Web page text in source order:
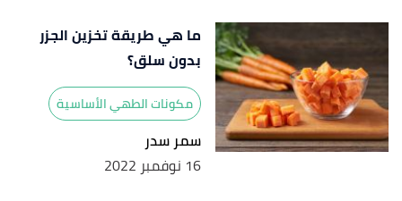
ما هي طريقة تخزين الجزر
بدون سلق؟
مكونات الطهي الأساسية
سمر سدر
16 نوفمبر 2022